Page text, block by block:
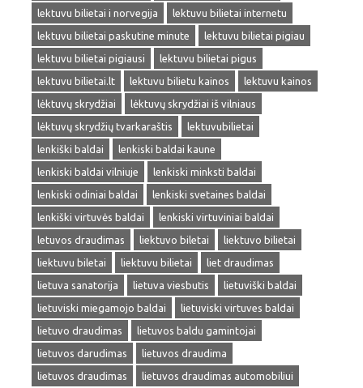
lektuvu bilietai i norvegija
lektuvu bilietai internetu
lektuvu bilietai paskutine minute
lektuvu bilietai pigiau
lektuvu bilietai pigiausi
lektuvu bilietai pigus
lektuvu bilietai.lt
lektuvu bilietu kainos
lektuvu kainos
lėktuvų skrydžiai
lėktuvų skrydžiai iš vilniaus
lėktuvų skrydžių tvarkaraštis
lektuvubilietai
lenkiški baldai
lenkiski baldai kaune
lenkiski baldai vilniuje
lenkiski minksti baldai
lenkiski odiniai baldai
lenkiski svetaines baldai
lenkiški virtuvės baldai
lenkiski virtuviniai baldai
letuvos draudimas
liektuvo biletai
liektuvo bilietai
liektuvu biletai
liektuvu bilietai
liet draudimas
lietuva sanatorija
lietuva viesbutis
lietuviški baldai
lietuviski miegamojo baldai
lietuviski virtuves baldai
lietuvo draudimas
lietuvos baldu gamintojai
lietuvos darudimas
lietuvos draudima
lietuvos draudimas
lietuvos draudimas automobiliui